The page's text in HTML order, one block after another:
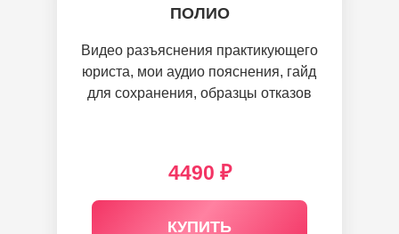
ПОЛИО
Видео разъяснения практикующего
юриста, мои аудио пояснения, гайд
для сохранения, образцы отказов
КУПИТЬ
4490 ₽